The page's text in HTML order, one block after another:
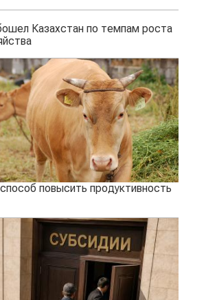
Казахстан по темпам роста
повысить продуктивность